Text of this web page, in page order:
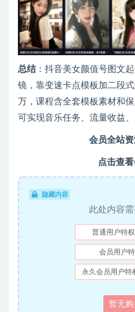
总结：抖音美女颜值号图文
镜，靠变速卡点模板加二段
万，课程含全套模板素材和
可实现音乐任务、流量收益
会员全站
点击查
隐藏内容
此处内容
普通用户特权
会员用户特
永久会员用户特
暂无购